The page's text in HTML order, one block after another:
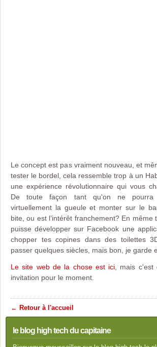
Le concept est pas vraiment nouveau, et
tester le bordel, cela ressemble trop à un
une expérience révolutionnaire qui vous
De toute façon tant qu'on ne
virtuellement la gueule et monter sur le
bite, ou est l’intérêt franchement? En même
puisse développer sur Facebook une
chopper tes copines dans des toilettes
passer quelques siècles, mais bon, je garde
Le site web de la chose est ici , mais
invitation pour le moment.
← Retour à l'accueil
le blog high tech du capitaine